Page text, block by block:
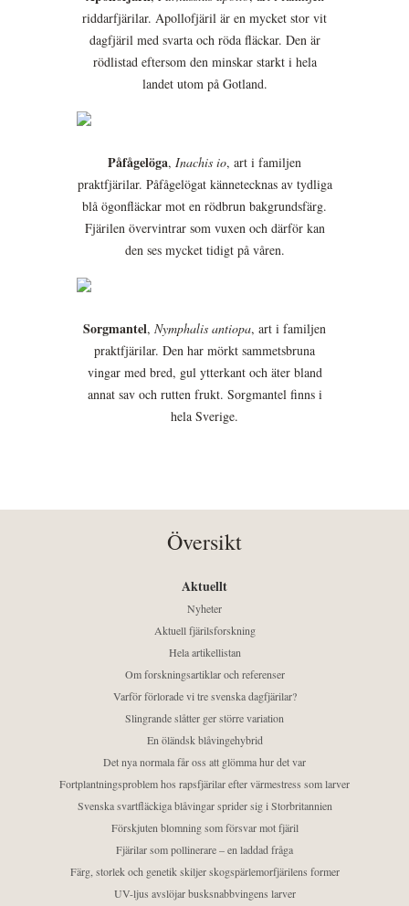
riddarfjärilar. Apollofjäril är en mycket stor vit
dagfjäril med svarta och röda fläckar. Den är
rödlistad eftersom den minskar starkt i hela
landet utom på Gotland.
Påfågelöga, Inachis io, art i familjen
praktfjärilar. Påfågelögat kännetecknas av tydliga
blå ögonfläckar mot en rödbrun bakgrundsfärg.
Fjärilen övervintrar som vuxen och därför kan
den ses mycket tidigt på våren.
Sorgmantel, Nymphalis antiopa, art i familjen
praktfjärilar. Den har mörkt sammetsbruna
vingar med bred, gul ytterkant och äter bland
annat sav och rutten frukt. Sorgmantel finns i
hela Sverige.
Översikt
Aktuellt
Nyheter
Aktuell fjärilsforskning
Hela artikellistan
Om forskningsartiklar och referenser
Varför förlorade vi tre svenska dagfjärilar?
Slingrande slåtter ger större variation
En öländsk blåvingehybrid
Det nya normala får oss att glömma hur det var
Fortplantningsproblem hos rapsfjärilar efter värmestress som larver
Svenska svartfläckiga blåvingar sprider sig i Storbritannien
Förskjuten blomning som försvar mot fjäril
Fjärilar som pollinerare – en laddad fråga
Färg, storlek och genetik skiljer skogspärlemorfjärilens former
UV-ljus avslöjar busksnabbvingens larver